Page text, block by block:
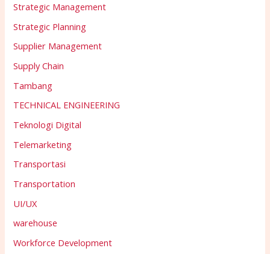
Strategic Management
Strategic Planning
Supplier Management
Supply Chain
Tambang
TECHNICAL ENGINEERING
Teknologi Digital
Telemarketing
Transportasi
Transportation
UI/UX
warehouse
Workforce Development